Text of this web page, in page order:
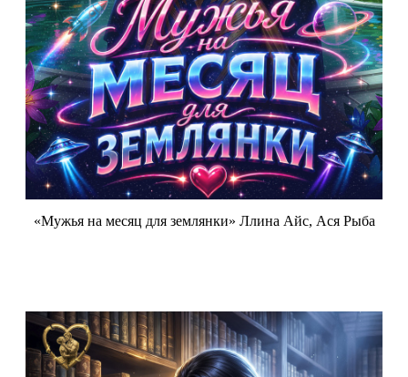
«Мужья на месяц для землянки» Ллина Айс, Ася Рыба